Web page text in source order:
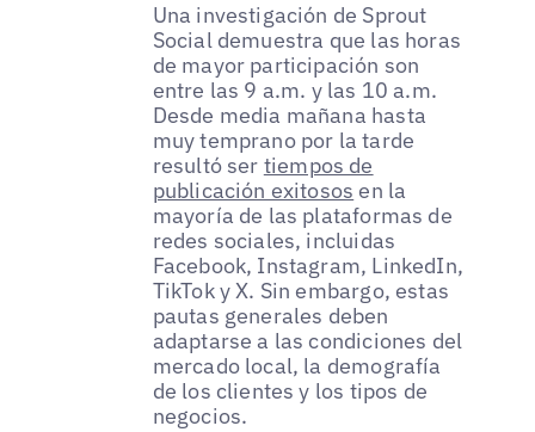
Una investigación de Sprout
Social demuestra que las horas
de mayor participación son
entre las 9 a.m. y las 10 a.m.
Desde media mañana hasta
muy temprano por la tarde
resultó ser tiempos de
publicación exitosos en la
mayoría de las plataformas de
redes sociales, incluidas
Facebook, Instagram, LinkedIn,
TikTok y X. Sin embargo, estas
pautas generales deben
adaptarse a las condiciones del
mercado local, la demografía
de los clientes y los tipos de
negocios.